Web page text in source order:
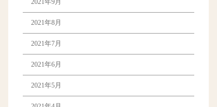
2021年9月
2021年8月
2021年7月
2021年6月
2021年5月